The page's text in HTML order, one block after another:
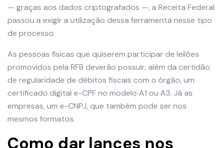
— graças aos dados criptografados —, a Receita Federal
passou a exigir a utilização dessa ferramenta nesse tipo
de processo.
As pessoas físicas que quiserem participar de leilões
promovidos pela RFB deverão possuir, além da certidão
de regularidade de débitos fiscais com o órgão, um
certificado digital e-CPF no modelo A1 ou A3. Já as
empresas, um e-CNPJ, que também pode ser nos
mesmos formatos.
Como dar lances nos